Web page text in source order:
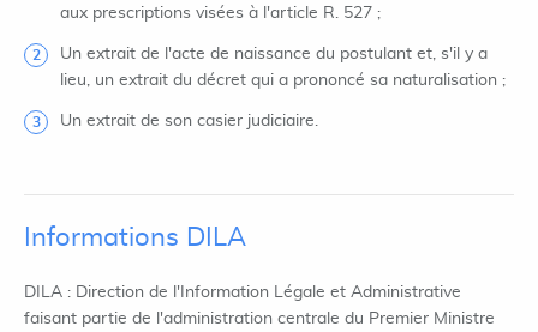
aux prescriptions visées à l'article R. 527 ;
Un extrait de l'acte de naissance du postulant et, s'il y a
lieu, un extrait du décret qui a prononcé sa naturalisation ;
Un extrait de son casier judiciaire.
Informations DILA
DILA : Direction de l'Information Légale et Administrative
faisant partie de l'administration centrale du Premier Ministre